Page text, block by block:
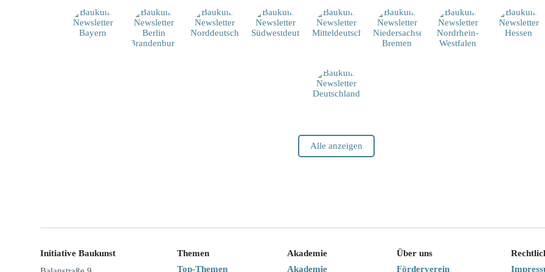
Alle anzeigen
Initiative Baukunst
Themen
Top-Themen
Akademie
Akademie
Über uns
Förderverein